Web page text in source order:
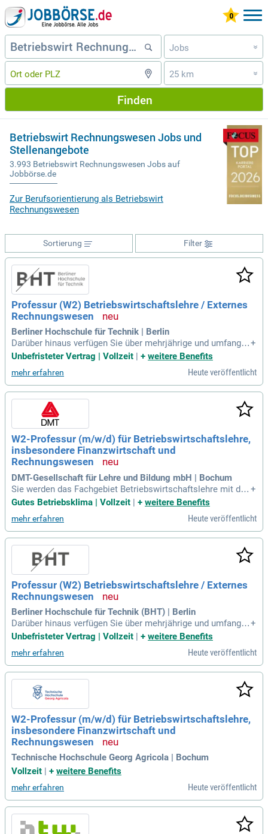
Jobs »
25 km »
Finden
Betriebswirt Rechnungswesen Jobs und
Stellenangebote
3.993 Betriebswirt Rechnungswesen Jobs auf
Jobbörse.de
Zur Berufsorientierung als Betriebswirt
Rechnungswesen
Filter
Sortierung
Professur (W2) Betriebswirtschaftslehre / Externes
Rechnungswesen
Berliner Hochschule für Technik | Berlin
Darüber hinaus verfügen Sie über mehrjährige und umfangre
iche Berufserfahrung im Externen Rechnungswesen in Unter
ergleichbaren rechnungslegungsnahen Funktionen; Erfahrun
gen in Industrie, Bauwesen
+
Unbefristeter Vertrag | Vollzeit
+ weitere Benefits
mehr erfahren Heute veröffentlicht
W2-Professur (m/w/d) für Betriebswirtschaftslehre,
insbesondere Finanzwirtschaft und
Rechnungswesen
DMT-Gesellschaft für Lehre und Bildung mbH | Bochum
Sie werden das Fachgebiet Betriebswirtschaftslehre mit den
Schwerpunkten Finanzwirtschaft und Rechnungswesen in F
eiches Wirtschaftsingenieurwesen vertreten.
+
Gutes Betriebsklima | Vollzeit | + weitere Benefits
mehr erfahren Heute veröffentlicht
Professur (W2) Betriebswirtschaftslehre / Externes
Rechnungswesen
Berliner Hochschule für Technik (BHT) | Berlin
Darüber hinaus verfügen Sie über mehrjährige und umfangre
iche Berufserfahrung im Externen Rechnungswesen in Unter
nehmen, Wirtschaftsprüfung, Unternehmensberatung oder v
ergleichbaren rechnungslegungsnahen Funktionen; Erfahrun
gen in Industrie, Bauwesen
+
Unbefristeter Vertrag | Vollzeit | + weitere Benefits
mehr erfahren Heute veröffentlicht
W2-Professur (m/w/d) für Betriebswirtschaftslehre,
insbesondere Finanzwirtschaft und
Rechnungswesen
Technische Hochschule Georg Agricola | Bochum
Vollzeit
+ weitere Benefits
mehr erfahren Heute veröffentlicht